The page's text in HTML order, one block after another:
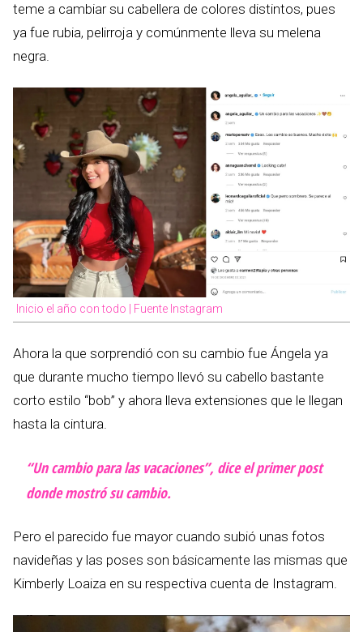
teme a cambiar su cabellera de colores distintos, pues
ya fue rubia, pelirroja y comúnmente lleva su melena
negra.
Inicio el año con todo | Fuente Instagram
Ahora la que sorprendió con su cambio fue Ángela ya
que durante mucho tiempo llevó su cabello bastante
corto estilo “bob” y ahora lleva extensiones que le llegan
hasta la cintura.
“Un cambio para las vacaciones”, dice el primer post
donde mostró su cambio.
Pero el parecido fue mayor cuando subió unas fotos
navideñas y las poses son básicamente las mismas que
Kimberly Loaiza en su respectiva cuenta de Instagram.